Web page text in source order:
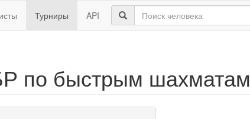
Турниры API
по быстрым шахматам